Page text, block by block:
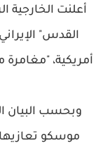
أعلنت الخارجية
القدس"
أمريكية، "مغامرة
وبحسب البيان
موسكو